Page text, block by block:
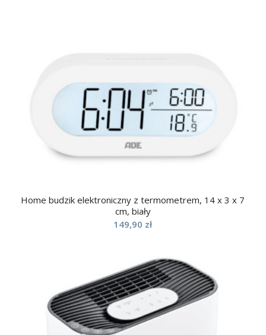
Home budzik elektroniczny z termometrem, 14 x 3 x 7
cm, biały
149,90 zł